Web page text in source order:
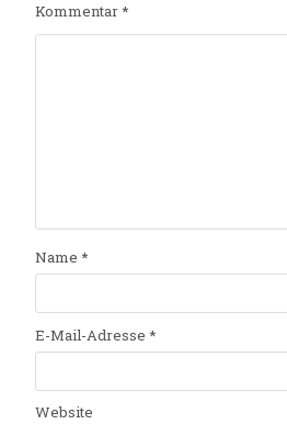
Kommentar*
Name *
E-Mail-Adresse *
Website